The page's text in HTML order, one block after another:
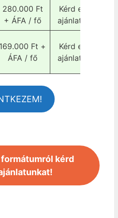
280.000 Ft
+ ÁFA / fő
Kérd egyedi
ajánlatunkat!
169.000 Ft +
ÁFA / fő
Kérd egyedi
ajánlatunkat!
kérd